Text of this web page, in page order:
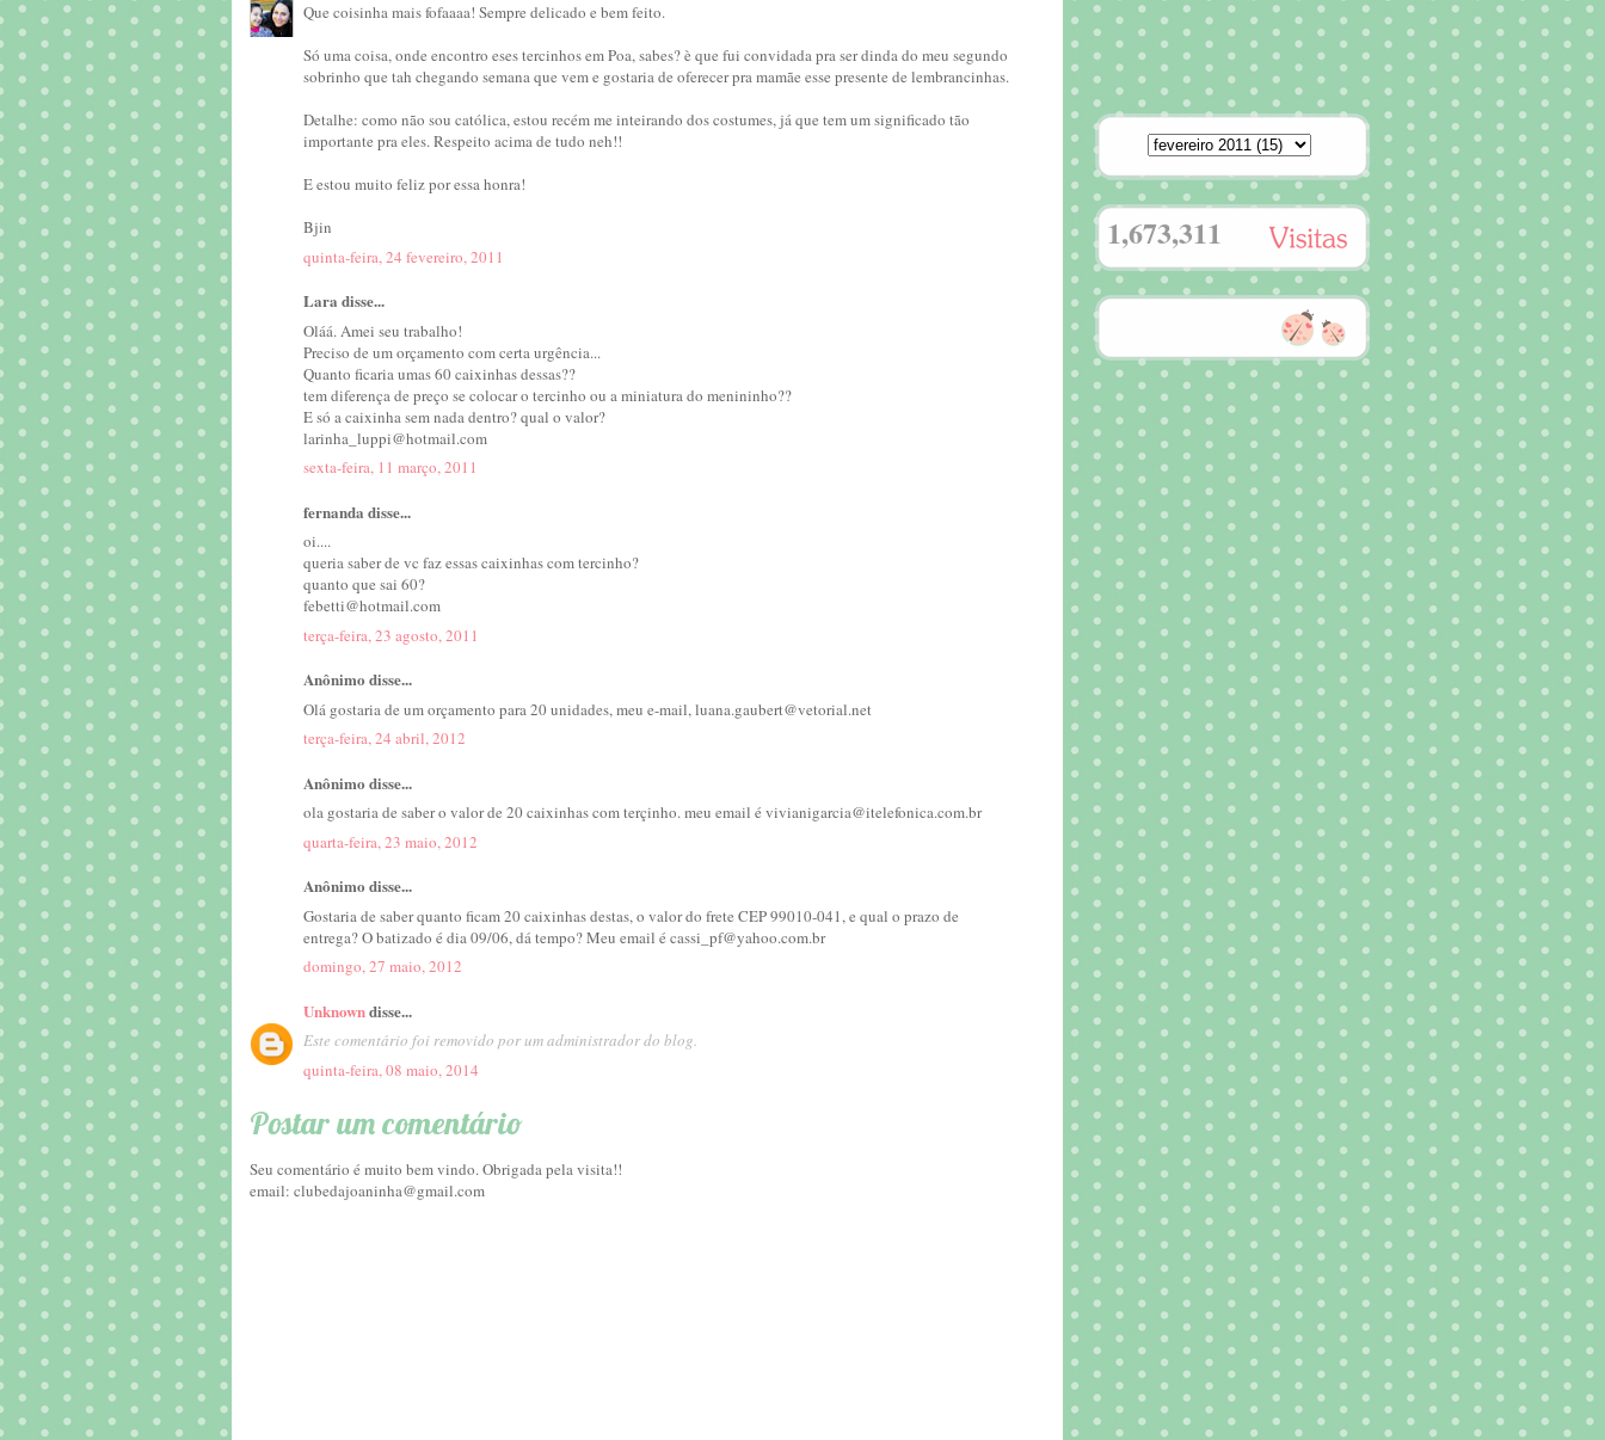
Que coisinha mais fofaaaa! Sempre delicado e bem feito.
Só uma coisa, onde encontro eses tercinhos em Poa, sabes? è que fui convidada pra ser dinda do meu segundo
sobrinho que tah chegando semana que vem e gostaria de oferecer pra mamãe esse presente de lembrancinhas.
Detalhe: como não sou católica, estou recém me inteirando dos costumes, já que tem um significado tão
importante pra eles. Respeito acima de tudo neh!!
E estou muito feliz por essa honra!
Bjin
quinta-feira, 24 fevereiro, 2011
Lara disse...
Oláá. Amei seu trabalho!
Preciso de um orçamento com certa urgência...
Quanto ficaria umas 60 caixinhas dessas??
tem diferença de preço se colocar o tercinho ou a miniatura do menininho??
E só a caixinha sem nada dentro? qual o valor?
larinha_luppi@hotmail.com
sexta-feira, 11 março, 2011
fernanda disse...
oi....
queria saber de vc faz essas caixinhas com tercinho?
quanto que sai 60?
febetti@hotmail.com
terça-feira, 23 agosto, 2011
Anônimo disse...
Olá gostaria de um orçamento para 20 unidades, meu e-mail, luana.gaubert@vetorial.net
terça-feira, 24 abril, 2012
Anônimo disse...
ola gostaria de saber o valor de 20 caixinhas com terçinho. meu email é vivianigarcia@itelefonica.com.br
quarta-feira, 23 maio, 2012
Anônimo disse...
Gostaria de saber quanto ficam 20 caixinhas destas, o valor do frete CEP 99010-041, e qual o prazo de
entrega? O batizado é dia 09/06, dá tempo? Meu email é cassi_pf@yahoo.com.br
domingo, 27 maio, 2012
Unknowndisse...
Este comentário foi removido por um administrador do blog.
quinta-feira, 08 maio, 2014
Postar um comentário
Seu comentário é muito bem vindo. Obrigada pela visita!!
email: clubedajoaninha@gmail.com
1,673,311